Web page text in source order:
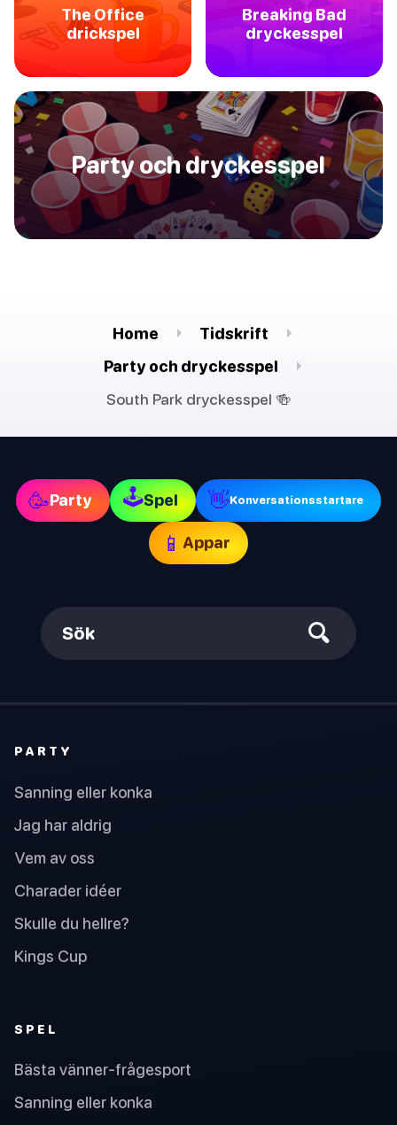
The Office
drickspel
Breaking Bad
dryckesspel
Party och dryckesspel
Home
Tidskrift
Party och dryckesspel
South Park dryckesspel 🍻
🥳Party 🕹Spel 👋Konversationsstartare
📱 Appar
Sök
PARTY
Sanning eller konka
Jag har aldrig
Vem av oss
Charader idéer
Skulle du hellre?
Kings Cup
SPEL
Bästa vänner-frågesport
Sanning eller konka